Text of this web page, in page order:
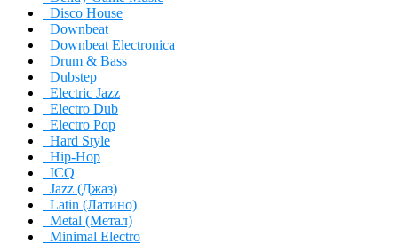
Disco House
Downbeat
Downbeat Electronica
Drum & Bass
Dubstep
Electric Jazz
Electro Dub
Electro Pop
Hard Style
Hip-Hop
ICQ
Jazz (Джаз)
Latin (Латино)
Metal (Метал)
Minimal Electro